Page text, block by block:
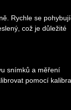
Rychle se
což je důležité
snímků a měření
pomocí